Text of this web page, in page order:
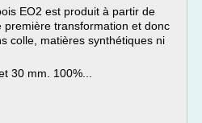
EO2 est produit à partir de
première transformation et donc
colle, matières synthétiques ni
30 mm. 100%...